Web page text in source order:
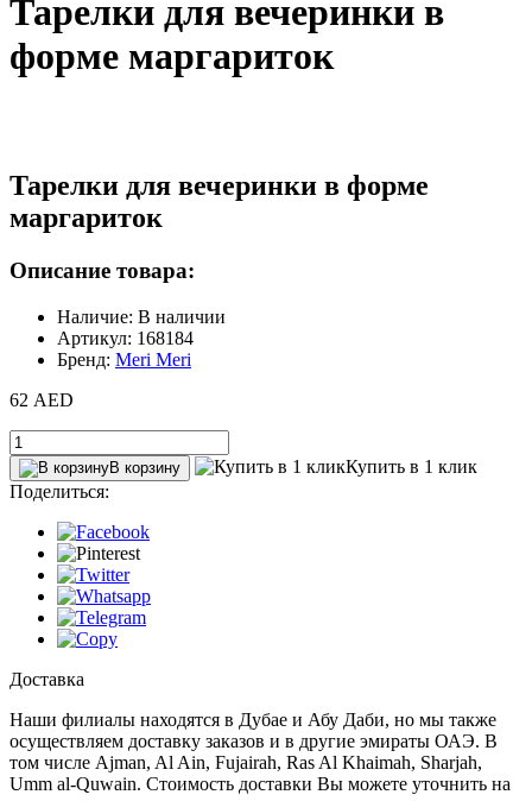
Тарелки для вечеринки в
форме маргариток
Тарелки для вечеринки в форме
маргариток
Описание товара:
Наличие: В наличии
Артикул: 168184
Бренд: Meri Meri
62 AED
В корзину
Купить в 1 клик
Поделиться:
Доставка
Наши филиалы находятся в Дубае и Абу Даби, но мы также
осуществляем доставку заказов и в другие эмираты ОАЭ. В
том числе Ajman, Al Ain‎, Fujairah, Ras Al Khaimah, Sharjah,
Umm al-Quwain. Стоимость доставки Вы можете уточнить на